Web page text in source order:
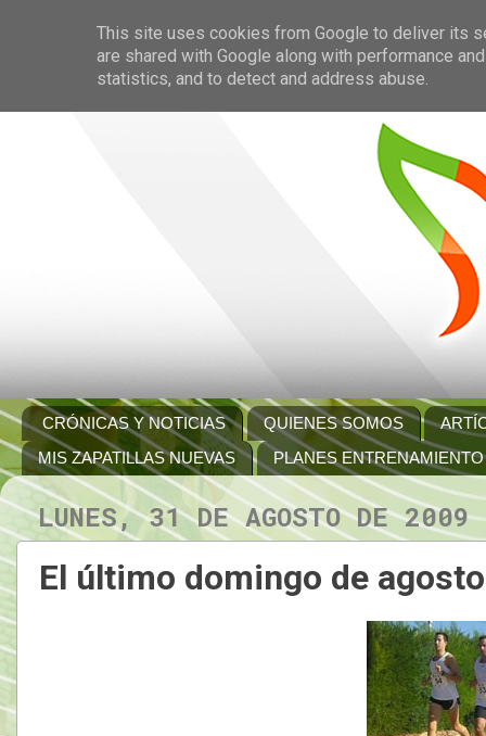
CRÓNICAS Y NOTICIAS QUIENES SOMOS
MIS ZAPATILLAS NUEVAS
PLANES ENTRENAMIENTO
LUNES, 31 DE AGOSTO DE 2009
El último domingo de
This site uses cookies from Google to deliver its
are shared with Google along with performance
statistics, and to detect and address abuse.